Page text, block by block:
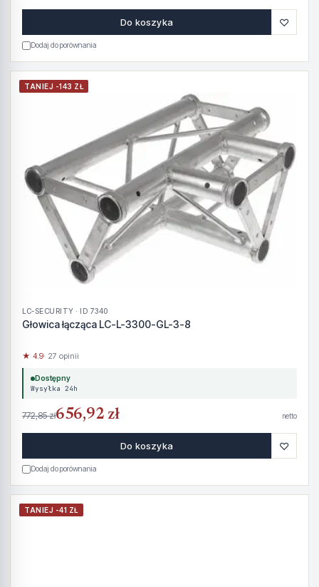
Do koszyka ♡
Dodaj do porównania
TANIEJ -143 ZŁ
LC-SECURITY · ID 7340
Głowica łącząca LC-L-3300-GL-3-8
★ 4.9· 27 opinii
Dostępny
Wysyłka 24h
772,85 zł656,92 zł netto
Do koszyka ♡
Dodaj do porównania
TANIEJ -41 ZŁ